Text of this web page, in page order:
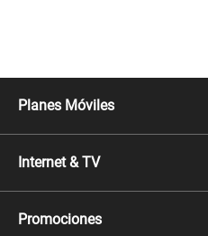
Planes Móviles
Línea Nueva
Línea Adicional
Migración
Internet & TV
Internet + TV
Mejora tu plan
Promociones